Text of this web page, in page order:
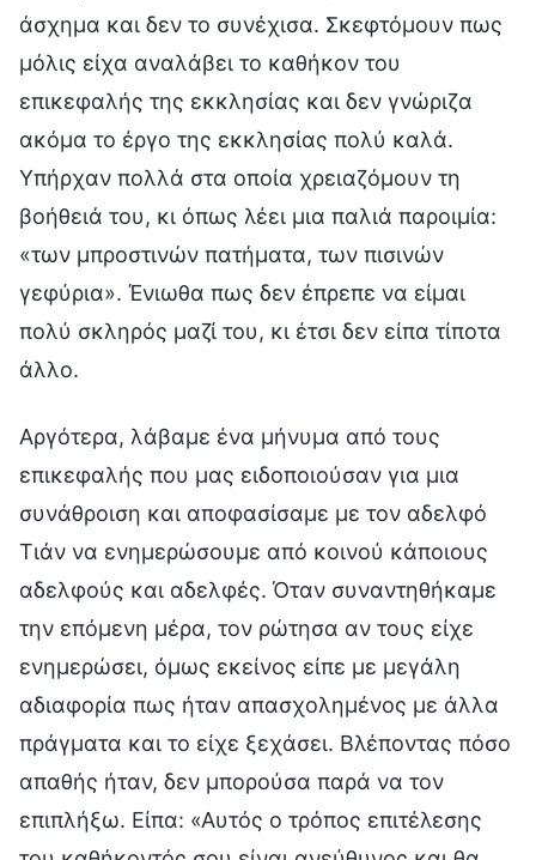
άσχημα και δεν το συνέχισα. Σκεφτόμουν πως
μόλις είχα αναλάβει το καθήκον του
επικεφαλής της εκκλησίας και δεν γνώριζα
ακόμα το έργο της εκκλησίας πολύ καλά.
Υπήρχαν πολλά στα οποία χρειαζόμουν τη
βοήθειά του, κι όπως λέει μια παλιά παροιμία:
«των μπροστινών πατήματα, των πισινών
γεφύρια». Ένιωθα πως δεν έπρεπε να είμαι
πολύ σκληρός μαζί του, κι έτσι δεν είπα τίποτα
άλλο.
Αργότερα, λάβαμε ένα μήνυμα από τους
επικεφαλής που μας ειδοποιούσαν για μια
συνάθροιση και αποφασίσαμε με τον αδελφό
Τιάν να ενημερώσουμε από κοινού κάποιους
αδελφούς και αδελφές. Όταν συναντηθήκαμε
την επόμενη μέρα, τον ρώτησα αν τους είχε
ενημερώσει, όμως εκείνος είπε με μεγάλη
αδιαφορία πως ήταν απασχολημένος με άλλα
πράγματα και το είχε ξεχάσει. Βλέποντας πόσο
απαθής ήταν, δεν μπορούσα παρά να τον
επιπλήξω. Είπα: «Αυτός ο τρόπος επιτέλεσης